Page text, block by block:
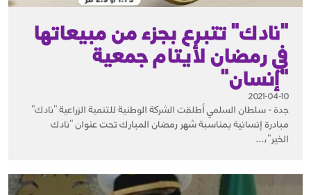
"نادك" تتبرع بجزء من مبيعاتها
في رمضان لأيتام جمعية
"إنسان"
2021-04-10
جدة - سلطان السلمي أطلقت الشركة الوطنية للتنمية الزراعية "نادك"
مبادرة إنسانية بمناسبة شهر رمضان المبارك تحت عنوان "نادك
الخير"،...